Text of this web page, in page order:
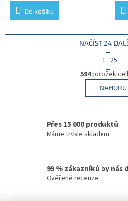
Do košíku
O
v
l
á
c
k
NAČÍST 24
S
t
r
á
n
k
á
1 25
594položek
NAHORU
Přes 15 000 produktů
Máme trvale skladem
99 % zákazníků by nás
Ověřené recenze